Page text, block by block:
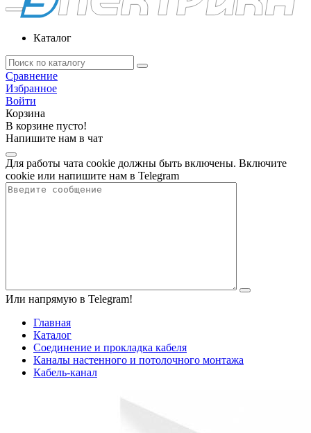
Каталог
Сравнение
Избранное
Войти
Корзина
В корзине пусто!
Напишите нам в чат
Для работы чата cookie должны быть включены. Включите
cookie или напишите нам в Telegram
Или напрямую в Telegram!
Главная
Каталог
Соединение и прокладка кабеля
Каналы настенного и потолочного монтажа
Кабель-канал